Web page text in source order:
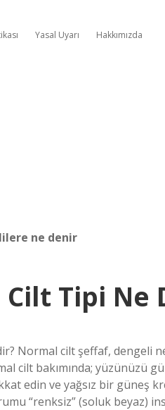
Yasal Uyarı Hakkımızda
ne denir
Tipi Ne
Normal cilt şeffaf, dengeli
cilt bakımında; yüzünüzü
edin ve yağsız bir güneş
“renksiz” (soluk beyaz)